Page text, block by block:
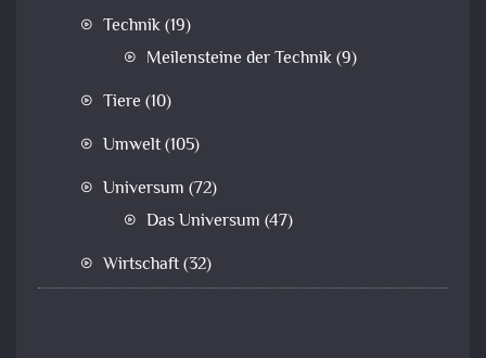
Technik(19)
Meilensteine der Technik(9)
Tiere (10)
Umwelt(105)
Universum (72)
Das Universum (47)
Wirtschaft(32)